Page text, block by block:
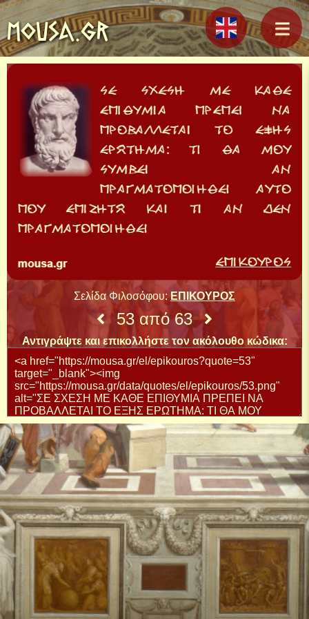
MOUSA.GR
Σελίδα Φιλοσόφου:ΕΠΙΚΟΥΡΟΣ
53 από 63
Αντιγράψτε και επικολλήστε τον ακόλουθο κώδικα: